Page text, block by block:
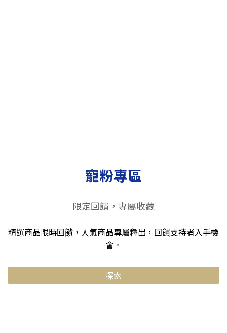
寵粉專區
限定回饋，專屬收藏
精選商品限時回饋，人氣商品專屬釋出，回饋支持者入手機
會。
探索